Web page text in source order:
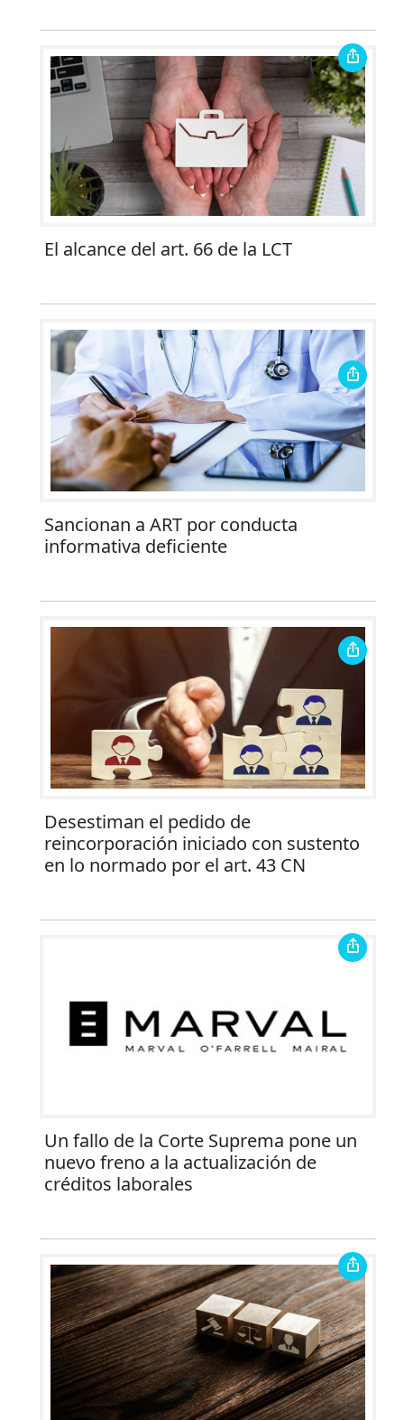
El alcance del art. 66 de la LCT
Sancionan a ART por conducta
informativa deficiente
Desestiman el pedido de
reincorporación iniciado con sustento
en lo normado por el art. 43 CN
Un fallo de la Corte Suprema pone un
nuevo freno a la actualización de
créditos laborales